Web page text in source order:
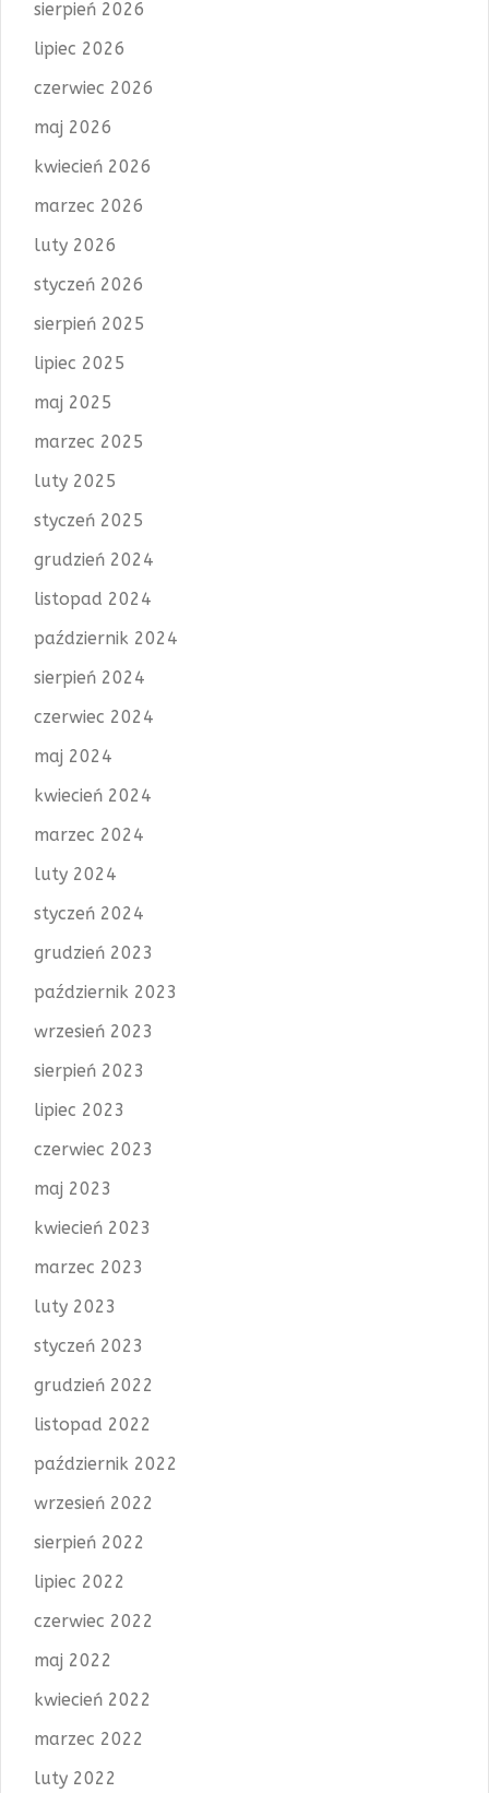
sierpień 2026
lipiec 2026
czerwiec 2026
maj 2026
kwiecień 2026
marzec 2026
luty 2026
styczeń 2026
sierpień 2025
lipiec 2025
maj 2025
marzec 2025
luty 2025
styczeń 2025
grudzień 2024
listopad 2024
październik 2024
sierpień 2024
czerwiec 2024
maj 2024
kwiecień 2024
marzec 2024
luty 2024
styczeń 2024
grudzień 2023
październik 2023
wrzesień 2023
sierpień 2023
lipiec 2023
czerwiec 2023
maj 2023
kwiecień 2023
marzec 2023
luty 2023
styczeń 2023
grudzień 2022
listopad 2022
październik 2022
wrzesień 2022
sierpień 2022
lipiec 2022
czerwiec 2022
maj 2022
kwiecień 2022
marzec 2022
luty 2022